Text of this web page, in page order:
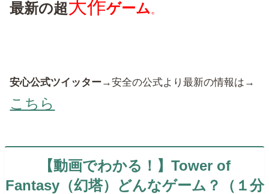
最新の超大作ゲーム。
安心公式ツイッター→安全の公式より最新の情報は→
こちら
【動画でわかる！】Tower of
Fantasy（幻塔）どんなゲーム？（１分